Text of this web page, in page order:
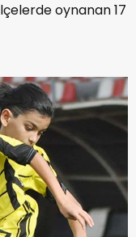
oynanan 17